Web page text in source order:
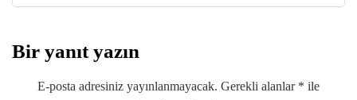
Bir yanıt yazın
E-posta adresiniz yayınlanmayacak. Gerekli alanlar * ile